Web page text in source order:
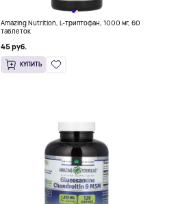
Amazing Nutrition, L-триптофан, 1000 мг, 60
таблеток
45 руб.
КУПИТЬ